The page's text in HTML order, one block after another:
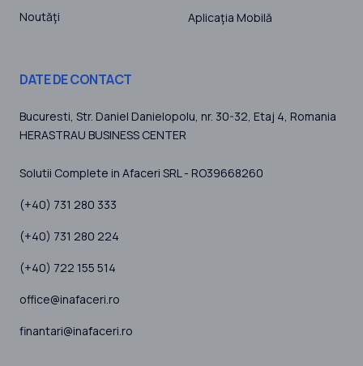
Noutăţi Aplicaţia Mobilă
DATE DE CONTACT
Bucuresti, Str. Daniel Danielopolu, nr. 30-32, Etaj 4, Romania
HERASTRAU BUSINESS CENTER
Solutii Complete in Afaceri SRL - RO39668260
(+40) 731 280 333
(+40) 731 280 224
(+40) 722 155 514
office@inafaceri.ro
finantari@inafaceri.ro